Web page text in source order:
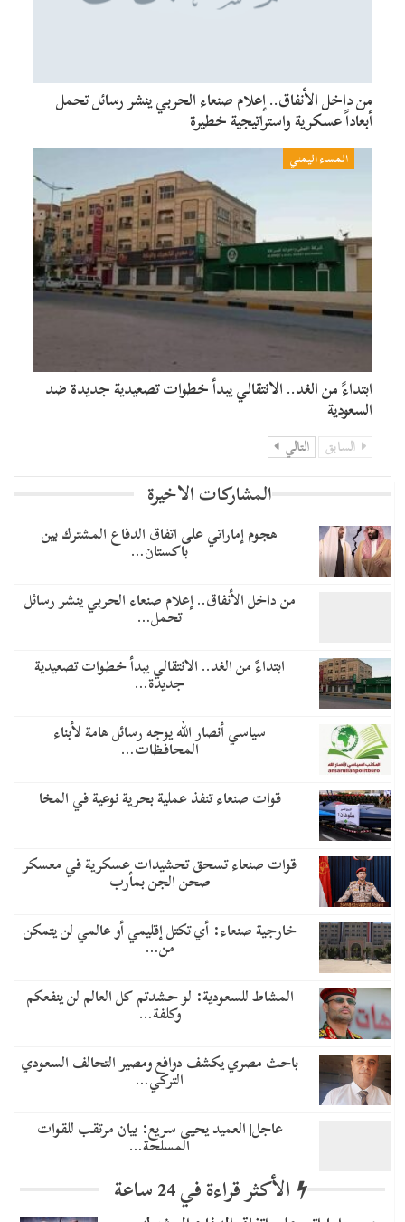
من داخل الأنفاق.. إعلام صنعاء الحربي ينشر رسائل تحمل
أبعاداً عسكرية واستراتيجية خطيرة
المساء اليمني
​ابتداءً من الغد.. الانتقالي يبدأ خطوات تصعيدية جديدة ضد
السعودية
السابق التالي
المشاركات الاخيرة
هجوم إماراتي على اتفاق الدفاع المشترك بين
باكستان…
من داخل الأنفاق.. إعلام صنعاء الحربي ينشر رسائل
تحمل…
​ابتداءً من الغد.. الانتقالي يبدأ خطوات تصعيدية
جديدة…
سياسي أنصار الله يوجه رسائل هامة لأبناء
المحافظات…
قوات صنعاء تنفذ عملية بحرية نوعية في المخا
قوات صنعاء تسحق تحشيدات عسكرية في معسكر
صحن الجن بمأرب
خارجية صنعاء: أي تكتل إقليمي أو عالمي لن يتمكن
من…
المشاط للسعودية: لو حشدتم كل العالم لن ينفعكم
وكلفة…
باحث مصري يكشف دوافع ومصير التحالف السعودي
التركي…
عاجل| العميد يحيى سريع: بيان مرتقب للقوات
المسلحة…
الأكثر قراءة في 24 ساعة